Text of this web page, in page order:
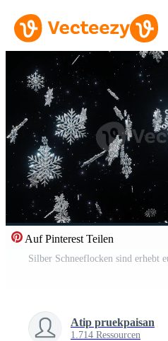
Auf Pinterest Teilen
Atip pruekpaisan
1.714 Ressourcen